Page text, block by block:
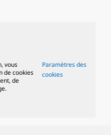
vous
de cookies
de
Paramètres des
cookies